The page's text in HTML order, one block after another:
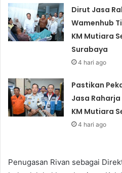
Dirut Jasa
Wamenhub
KM Mutiara
Surabaya
4 hari ago
Pastikan
Jasa
KM Mutiara
4 hari ago
Penugasan Rivan sebagai